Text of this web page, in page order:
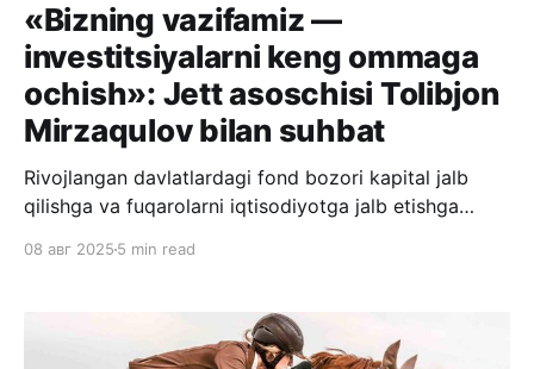
«Bizning vazifamiz —
investitsiyalarni keng ommaga
ochish»: Jett asoschisi Tolibjon
Mirzaqulov bilan suhbat
Rivojlangan davlatlardagi fond bozori kapital jalb
qilishga va fuqarolarni iqtisodiyotga jalb etishga
yechimlarning yo‘qligi bunga sabab bo‘lgan. Vaziyat
2021-yildan boshlab o‘zgara
08 авг 2025 5 min read